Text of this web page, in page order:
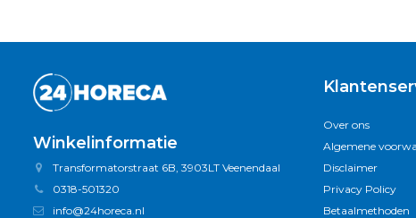
Winkelinformatie
Transformatorstraat 6B, 3903LT Veenendaal
0318-501320
info@24horeca.nl
Over ons
Algemene
Disclaimer
Privacy Policy
Betaalmethoden